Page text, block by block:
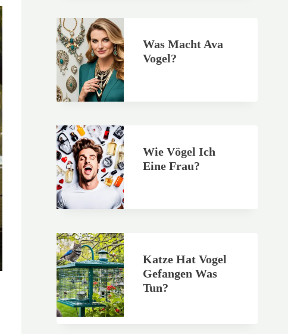
Was Macht Ava
Vogel?
Wie Vögel Ich
Eine Frau?
Katze Hat Vogel
Gefangen Was
Tun?